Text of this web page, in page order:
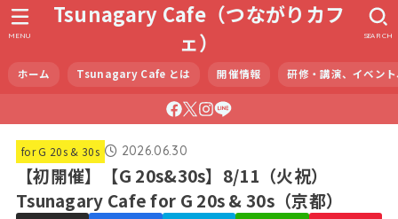
Tsunagary Cafe（つながりカフ
ェ）
ホーム Tsunagary Cafe とは 開催情報 研修・講演、イベン
SEARCH
MENU
for G 20s & 30s 2026.06.30
【初開催】【G 20s&30s】8/11（火祝）
Tsunagary Cafe for G 20s & 30s（京都）